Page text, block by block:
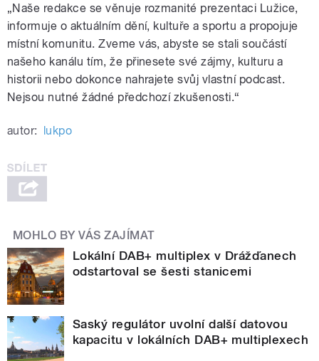
„Naše redakce se věnuje rozmanité prezentaci Lužice,
informuje o aktuálním dění, kultuře a sportu a propojuje
místní komunitu. Zveme vás, abyste se stali součástí
našeho kanálu tím, že přinesete své zájmy, kulturu a
historii nebo dokonce nahrajete svůj vlastní podcast.
Nejsou nutné žádné předchozí zkušenosti.“
autor: lukpo
MOHLO BY VÁS ZAJÍMAT
Lokální DAB+ multiplex v Drážďanech
odstartoval se šesti stanicemi
Saský regulátor uvolní další datovou
kapacitu v lokálních DAB+ multiplexech